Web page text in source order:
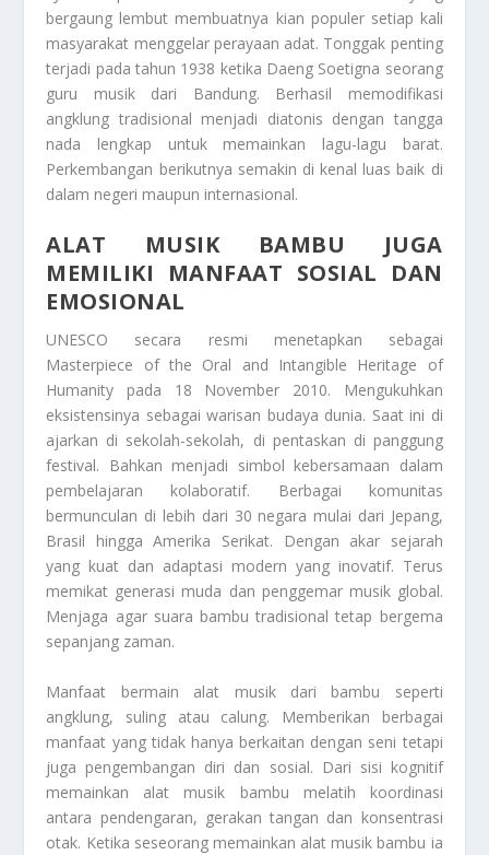
bergaung lembut membuatnya kian populer setiap kali
masyarakat menggelar perayaan adat. Tonggak penting
terjadi pada tahun 1938 ketika Daeng Soetigna seorang
guru musik dari Bandung. Berhasil memodifikasi
angklung tradisional menjadi diatonis dengan tangga
nada lengkap untuk memainkan lagu-lagu barat.
Perkembangan berikutnya semakin di kenal luas baik di
dalam negeri maupun internasional.
ALAT MUSIK BAMBU JUGA
MEMILIKI MANFAAT SOSIAL DAN
EMOSIONAL
UNESCO secara resmi menetapkan sebagai
Masterpiece of the Oral and Intangible Heritage of
Humanity pada 18 November 2010. Mengukuhkan
eksistensinya sebagai warisan budaya dunia. Saat ini di
ajarkan di sekolah-sekolah, di pentaskan di panggung
festival. Bahkan menjadi simbol kebersamaan dalam
pembelajaran kolaboratif. Berbagai komunitas
bermunculan di lebih dari 30 negara mulai dari Jepang,
Brasil hingga Amerika Serikat. Dengan akar sejarah
yang kuat dan adaptasi modern yang inovatif. Terus
memikat generasi muda dan penggemar musik global.
Menjaga agar suara bambu tradisional tetap bergema
sepanjang zaman.
Manfaat bermain alat musik dari bambu seperti
angklung, suling atau calung. Memberikan berbagai
manfaat yang tidak hanya berkaitan dengan seni tetapi
juga pengembangan diri dan sosial. Dari sisi kognitif
memainkan alat musik bambu melatih koordinasi
antara pendengaran, gerakan tangan dan konsentrasi
otak. Ketika seseorang memainkan alat musik bambu ia